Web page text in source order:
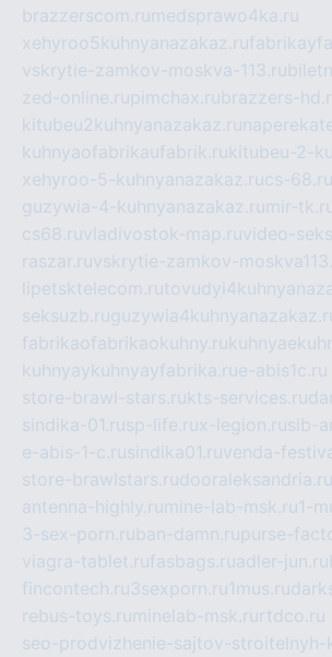
brazzerscom.ru medsprawo4ka.ru
xehyroo5kuhnyanazakaz.ru
vskrytie-zamkov-moskva-113.ru
zed-online.rupimchax.rubrazzers-
kitubeu2kuhnyanazakaz.ru
kuhnyaofabrikaufabrik.rukitubeu-2-
xehyroo-5-kuhnyanazakaz.rucs-68.ru
guzywia-4-kuhnyanazakaz.ru mir-
cs68.ruvladivostok-map.ruvideo-
raszar.ruvskrytie-zamkov-
lipetsktelecom.ru
seksuzb.ru
fabrikaofabrikaokuhny.ru
kuhnyaykuhnyayfabrika.rue-abis1c.ru
store-brawl-stars.rukts-services.ru
sindika-01.rusp-life.rux-legion.rusib-
e-abis-1-c.rusindika01.ruvenda-
store-brawlstars.rudooraleksandria.ru
antenna-highly.ru mine-lab-msk.ru1-
3-sex-porn.ruban-damn.rupurse-
viagra-tablet.rufasbags.ruadler-jun.ru
fincontech.ru3sexporn.ru1mus.ru
rebus-toys.ru minelab-msk.ru rtdco.ru
seo-prodvizhenie-sajtov-stroitelnyh-